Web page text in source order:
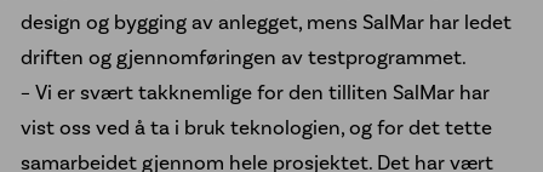
design og bygging av anlegget, mens SalMar har ledet
driften og gjennomføringen av testprogrammet.
– Vi er svært takknemlige for den tilliten SalMar har
vist oss ved å ta i bruk teknologien, og for det tette
samarbeidet gjennom hele prosjektet. Det har vært